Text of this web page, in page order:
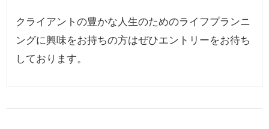
クライアントの豊かな人生のためのライフプランニ
ングに興味をお持ちの方はぜひエントリーをお待ち
しております。